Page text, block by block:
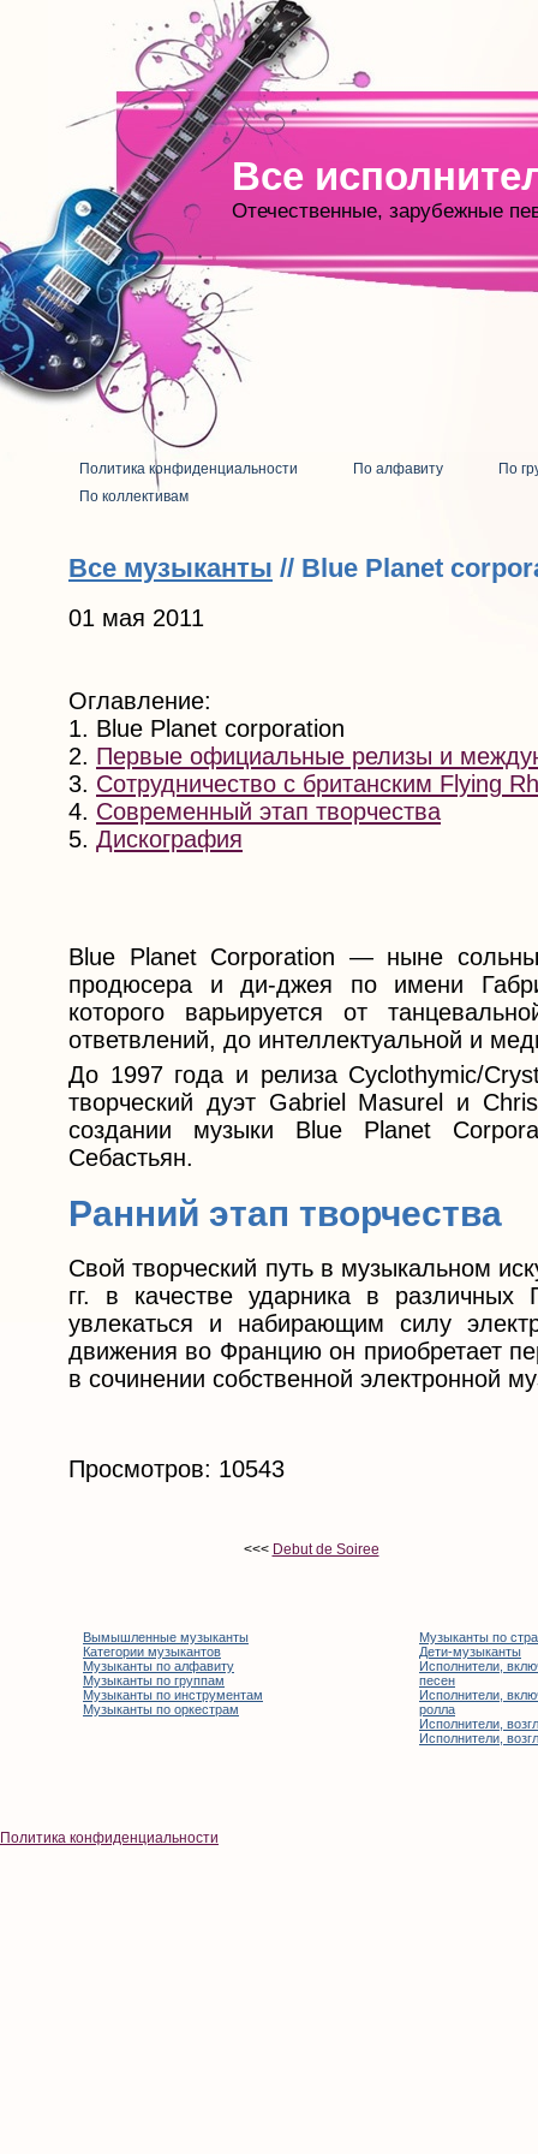
Все
Отечественные, зарубежные
Политика конфиденциальности По алфавиту
По
По коллективам
Все музыканты // Blue Planet
01 мая 2011
Оглавление:
1. Blue Planet corporation
2. Первые официальные релизы и
3. Сотрудничество с британским Flying
4. Современный этап творчества
5. Дискография
Blue Planet Corporation — ныне
продюсера и ди-джея по имени
которого варьируется от
ответвлений, до интеллектуальной и
До 1997 года и релиза Cyclothymic/
творческий дуэт Gabriel Masurel и
создании музыки Blue Planet
Себастьян.
Ранний этап творчества
Свой творческий путь в музыкальном
гг. в качестве ударника в
увлекаться и набирающим силу
движения во Францию он приобретает
в сочинении собственной электронной
Просмотров: 10543
<<< Debut de Soiree
Вымышленные музыканты
Категории музыкантов
Музыканты по алфавиту
Музыканты по группам
Музыканты по инструментам
Музыканты по оркестрам
Музыканты по
Дети-музыканты
Исполнители,
песен
Исполнители,
ролла
Исполнители,
Исполнители,
Политика конфиденциальности